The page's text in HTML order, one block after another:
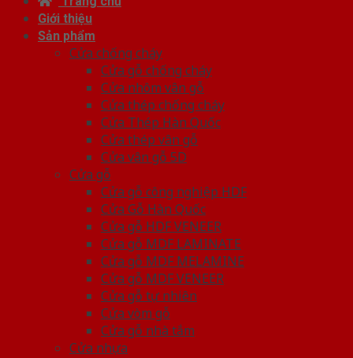
Giới thiệu
Sản phẩm
Cửa chống cháy
Cửa gỗ chống cháy
Cửa nhôm vân gỗ
Cửa thép chống cháy
Cửa Thép Hàn Quốc
Cửa thép vân gỗ
Cửa vân gỗ 5D
Cửa gỗ
Cửa gỗ công nghiệp HDF
Cửa Gỗ Hàn Quốc
Cửa gỗ HDF VENEER
Cửa gỗ MDF LAMINATE
Cửa gỗ MDF MELAMINE
Cửa gỗ MDF VENEER
Cửa gỗ tự nhiên
Cửa vòm gỗ
Cửa gỗ nhà tắm
Cửa nhựa